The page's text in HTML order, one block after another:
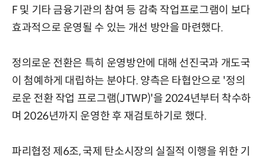
F 및 기타 금융기관의 참여 등 감축 작업프로그램이 보다
효과적으로 운영될 수 있는 개선 방안을 마련했다.
정의로운 전환은 특히 운영방안에 대해 선진국과 개도국
이 첨예하게 대립하는 분야다. 양측은 타협안으로 '정의
로운 전환 작업 프로그램(JTWP)'을 2024년부터 착수하
며 2026년까지 운영한 후 재검토하기로 했다.
파리협정 제6조, 국제 탄소시장의 실질적 이행을 위한 기